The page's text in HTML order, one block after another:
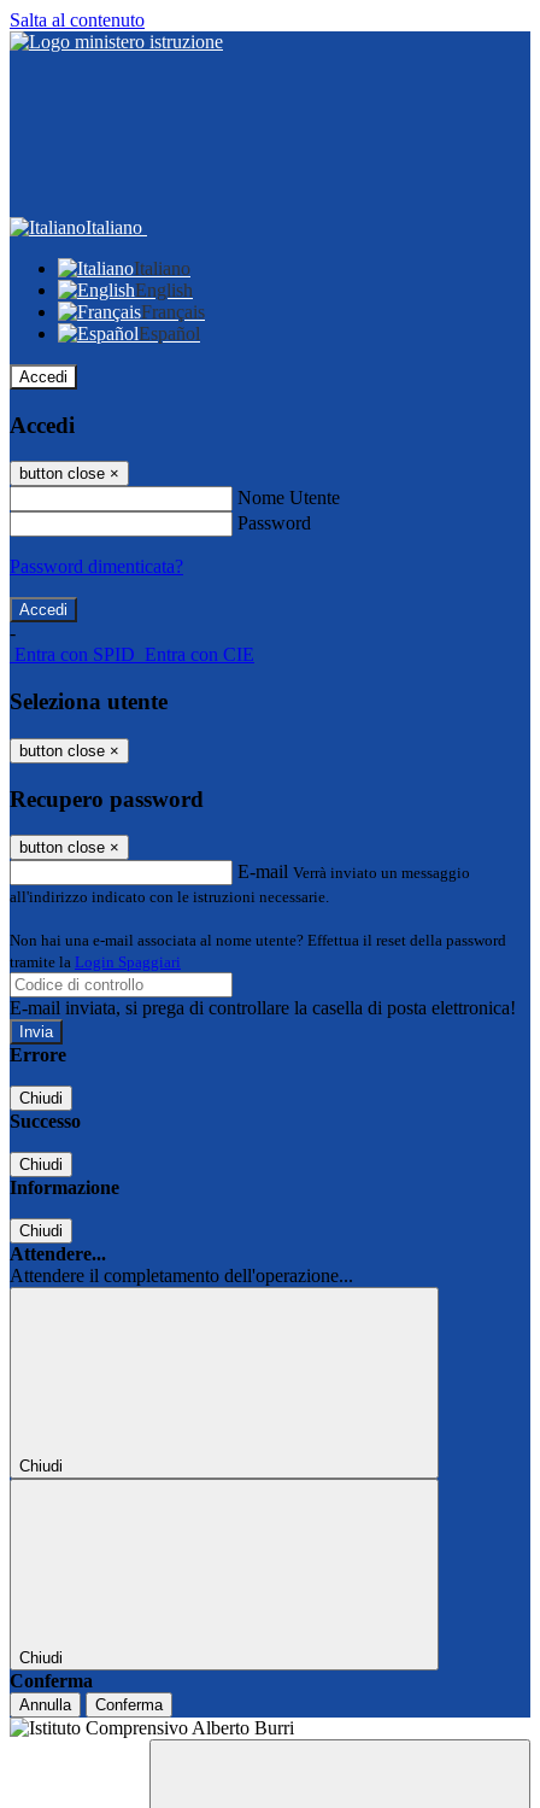
Salta al contenuto
Italiano
Italiano
English
Français
Español
Accedi
Accedi
button close ×
Nome Utente
Password
Password dimenticata?
-
Entra con SPID Entra con CIE
Seleziona utente
button close ×
Recupero password
button close ×
E-mail Verrà inviato un messaggio
all'indirizzo indicato con le istruzioni necessarie.
Non hai una e-mail associata al nome utente? Effettua il reset della password
tramite la Login Spaggiari
E-mail inviata, si prega di controllare la casella di posta elettronica!
Errore
Chiudi
Successo
Chiudi
Informazione
Chiudi
Attendere...
Attendere il completamento dell'operazione...
Chiudi
Chiudi
Conferma
Annulla Conferma